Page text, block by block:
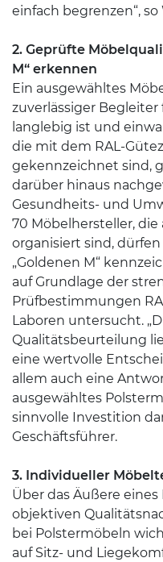
einfach begrenzen“,
2. Geprüfte
M“ erkennen
Ein ausgewähltes
zuverlässiger
langlebig ist und
die mit dem RAL-
gekennzeichnet sind,
darüber hinaus
Gesundheits- und
70 Möbelhersteller, die
organisiert sind,
„Goldenen M“
auf Grundlage der
Prüfbestimmungen
Laboren untersucht.
Qualitätsbeurteilung
eine wertvolle
allem auch eine
ausgewähltes
sinnvolle Investition
Geschäftsführer.
3. Individueller
Über das Äußere
objektiven
bei Polstermöbeln
auf Sitz- und